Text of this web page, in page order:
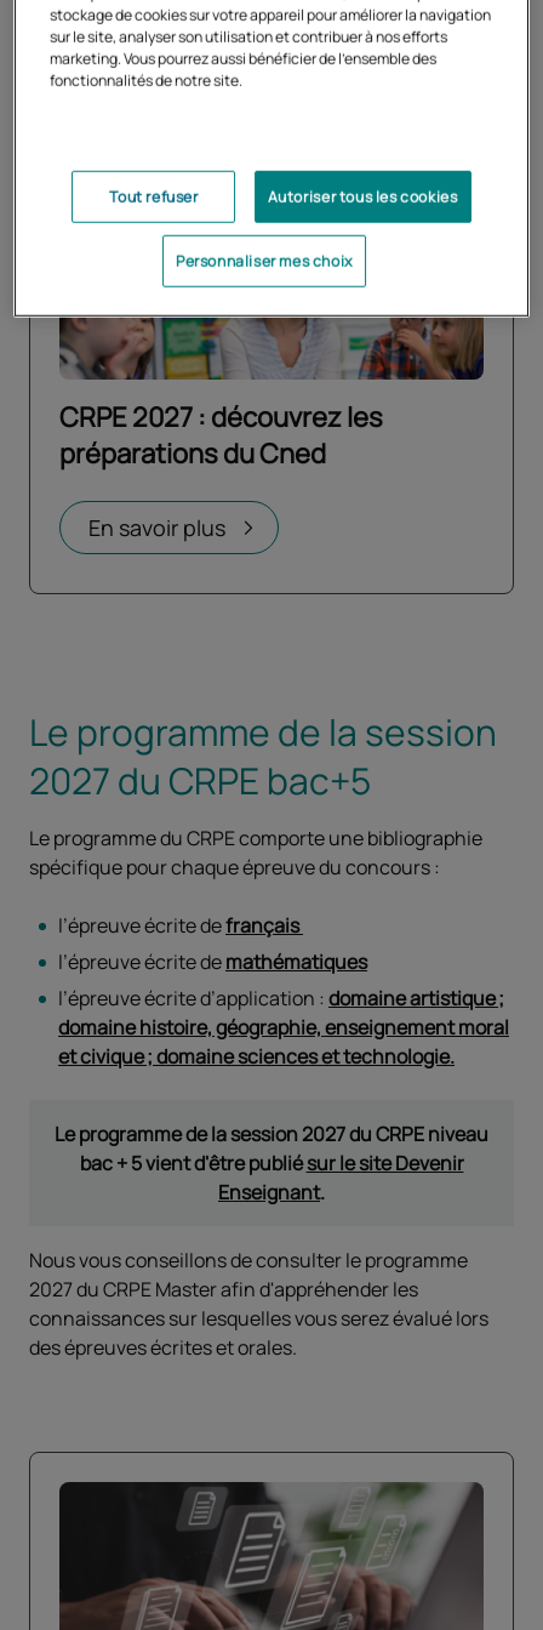
CRPE 2027 : découvrez les
préparations du Cned
En savoir plus
Ouvrir dans un nouvel onglet
Le programme de la session
2027 du CRPE bac+5
Le programme du CRPE comporte une bibliographie
spécifique pour chaque épreuve du concours :
l’épreuve écrite defrançais
l’épreuve écrite demathématiques
l’épreuve écrite d’application : domaine artistique ;
domaine histoire, géographie, enseignement moral
et civique ; domaine sciences et technologie.
Le programme de la session 2027 du CRPE niveau
bac + 5 vient d'être publiésur le site Devenir
Enseignant.
Nous vous conseillons de consulter le programme
2027 du CRPE Master afin d'appréhender les
connaissances sur lesquelles vous serez évalué lors
des épreuves écrites et orales.
stockage de cookies sur votre appareil pour améliorer la navigation
sur le site, analyser son utilisation et contribuer à nos efforts
marketing. Vous pourrez aussi bénéficier de l'ensemble des
fonctionnalités de notre site.
Tout refuser Autoriser tous les cookies
Personnaliser mes choix